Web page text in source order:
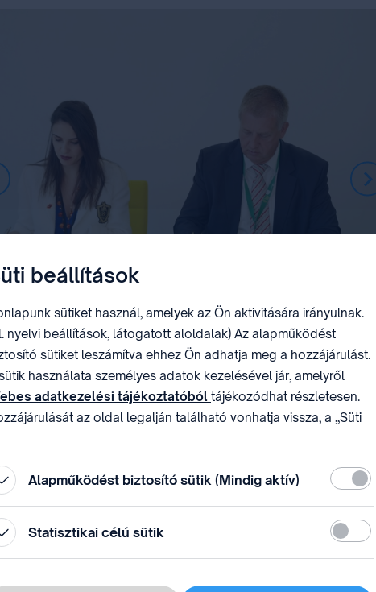
közgyűléssorozata margójan Genfben
rendszere
beállítások
sütiket használ, amelyek az Ön aktivitására irányulnak.
nyelvi beállítások, látogatott aloldalak) Az alapműködést
sütiket leszámítva ehhez Ön adhatja meg a hozzájárulást.
használata személyes adatok kezelésével jár, amelyről
adatkezelési tájékoztatóból tájékozódhat részletesen.
az oldal legalján található vonhatja vissza, a „Süti
Alapműködést biztosító sütik (Mindig aktív)
Statisztikai célú sütik